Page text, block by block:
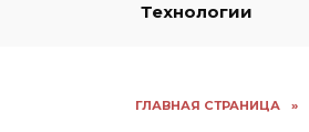
Технологии
ГЛАВНАЯ СТРАНИЦА »